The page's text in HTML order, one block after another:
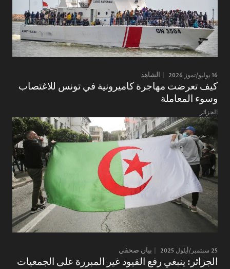
16 يوليو/تموز 2026 الشاهد
كيف تعرضت مهاجرة كاميرونية في تونس للاغتصاب
وسوء المعاملة
الجزائر
25 سبتمبر/أيلول 2025 بيان صحفي
الجزائر: ينبغي رفع القيود غير المبررة على الجمعيات